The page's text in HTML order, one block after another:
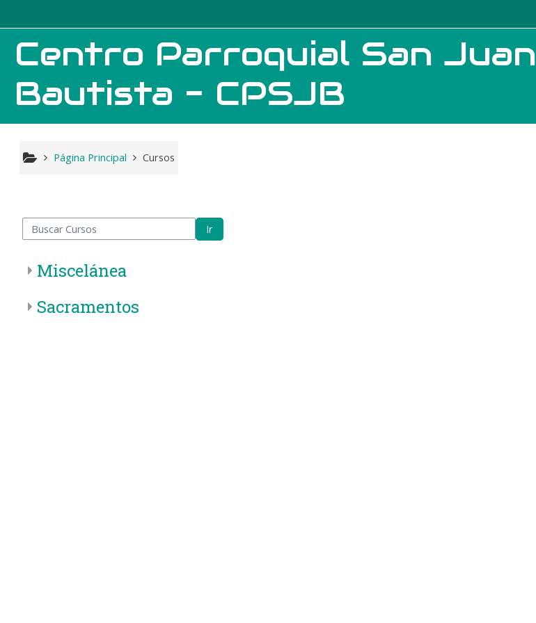
Centro Parroquial San Juan
Bautista - CPSJB
Página Principal Cursos
Cursos
Ir
Miscelánea
Sacramentos